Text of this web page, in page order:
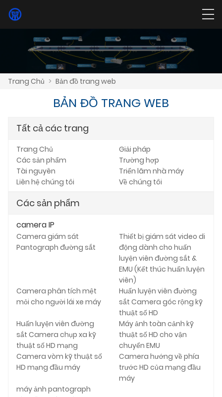
Trang Chủ > Bản đồ trang web
BẢN ĐỒ TRANG WEB
Tất cả các trang
Trang Chủ
Giải pháp
Các sản phẩm
Trường hợp
Tài nguyên
Triển lãm nhà máy
Liên hệ chúng tôi
Về chúng tôi
Các sản phẩm
camera IP
Camera giám sát
Pantograph đường sắt
Thiết bị giám sát video di
động dành cho huấn
luyện viên đường sắt &
EMU (Kết thúc huấn luyện
viên)
Camera phân tích mệt
mỏi cho người lái xe máy
Huấn luyện viên đường
sắt Camera góc rộng kỹ
thuật số HD
Huấn luyện viên đường
sắt Camera chụp xa kỹ
thuật số HD mạng
Máy ảnh toàn cảnh kỹ
thuật số HD cho vận
chuyển EMU
Camera vòm kỹ thuật số
HD mạng đầu máy
Camera hướng về phía
trước HD của mạng đầu
máy
máy ảnh pantograph